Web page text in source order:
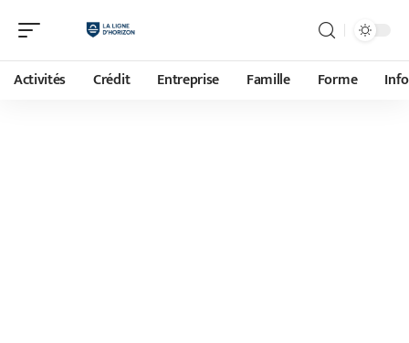
Activités Crédit Entreprise Famille Forme